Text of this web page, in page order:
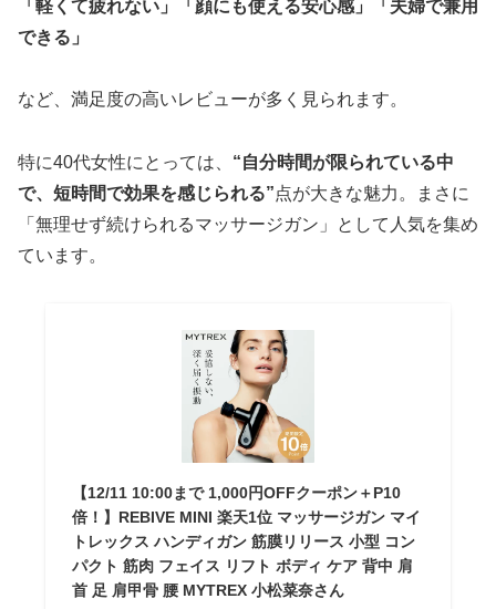
「軽くて疲れない」 「顔にも使える安心感」
「夫婦で兼用
できる」
など、満足度の高いレビューが多く見られます。
特に40代女性にとっては、 “自分時間が限られている中
で、短時間で効果を感じられる”点が大きな魅力。まさに
「無理せず続けられるマッサージガン」として人気を集め
ています。
【12/11 10:00まで 1,000円OFFクーポン＋P10
倍！】REBIVE MINI 楽天1位 マッサージガン マイ
トレックス ハンディガン 筋膜リリース 小型 コン
パクト 筋肉 フェイス リフト ボディ ケア 背中 肩
首 足 肩甲骨 腰 MYTREX 小松菜奈さん